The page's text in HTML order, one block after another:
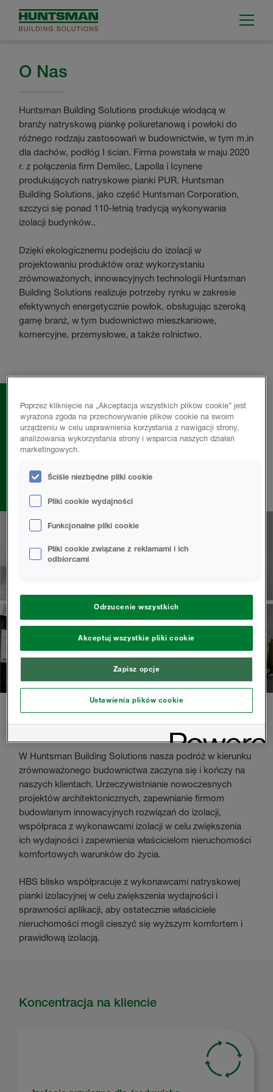
O Nas
Huntsman Building Solutions produkuje wiodącą w
branży natryskową piankę poliuretanową i powłoki do
różnego rodzaju zastosowań w budownictwie, w tym m.in
dla dachów, podłóg I ścian. Firma powstała w maju 2020
r. z połączenia firm Demilec, Lapolla i Icynene
produkujących natryskowe pianki PUR. Huntsman
Building Solutions, jako część Huntsman Corporation,
szczyci się ponad 110-letnią tradycją wykonywania
izolacji budynków..
Dzięki ekologicznemu podejściu do izolacji w
projektowaniu produktów oraz wykorzystaniu
zrównoważonych, innowacyjnych technologii Huntsman
Building Solutions realizuje potrzeby rynku w zakresie
efektywnych energetycznie powłok, obsługując szeroką
gamę branż, w tym budownictwo mieszkaniowe,
komercyjne, przemysłowe, a także rolnictwo.
W laboratorium i na budowie, w biurze i w
Solutions koncentrują sie zawsze na
NASZE WARTOŚCI: KONCENTRACJA NA
KLIENCIE
W Huntsman Building Solutions nasza podróż w kierunku
zrównoważonego budownictwa zaczyna się i kończy na
naszych klientach. Urzeczywistnianie nowoczesnych
projektów architektonicznych, zapewnianie firmom
budowlanym innowacyjnych rozwiązań do izolacji,
współpraca z wykonawcami izolacji w celu zwiększenia
ich wydajności i zapewnienia właścicielom nieruchomości
komfortowych warunków do życia.
HBS blisko współpracuje z wykonawcami natryskowej
pianki izolacyjnej w celu zwiększenia wydajności i
sprawności aplikacji, aby ostatecznie właściciele
nieruchomości mogli cieszyć się wyższym komfortem i
prawidłową izolacją.
Koncentracja na kliencie
Poprzez kliknięcie na „Akceptacja wszystkich plików cookie” jest
wyrażona zgoda na przechowywanie plików cookie na swoim
urządzeniu w celu usprawnienia korzystania z nawigacji strony,
analizowania wykorzystania strony i wsparcia naszych działań
marketingowych.
Ściśle niezbędne pliki cookie
Pliki cookie wydajności
Funkcjonalne pliki cookie
Pliki cookie związane z reklamami i ich
odbiorcami
Odrzucenie wszystkich
Akceptuj wszystkie pliki cookie
Zapisz opcje
Ustawienia plików cookie